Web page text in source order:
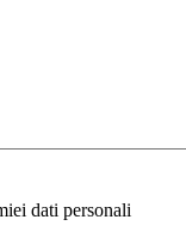
dati personali